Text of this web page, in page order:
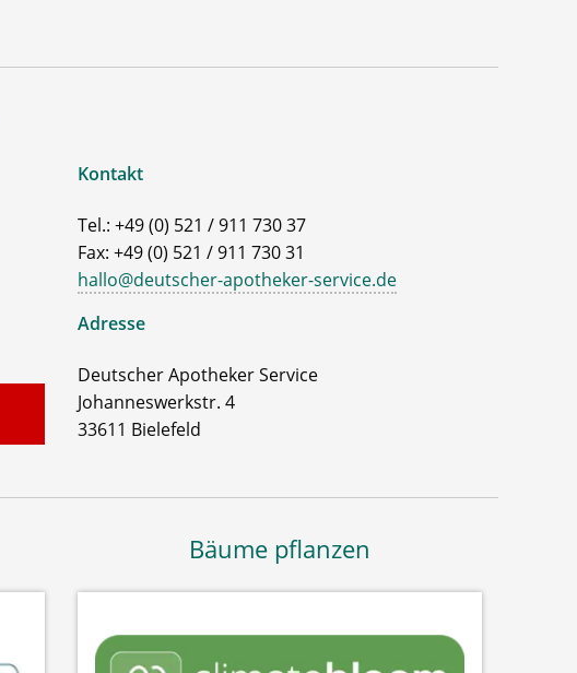
Kontakt
Tel.: +49 (0) 521 / 911 730 37
Fax: +49 (0) 521 / 911 730 31
hallo@deutscher-apotheker-service.de
Adresse
Deutscher Apotheker Service
Johanneswerkstr. 4
33611 Bielefeld
Bäume pflanzen